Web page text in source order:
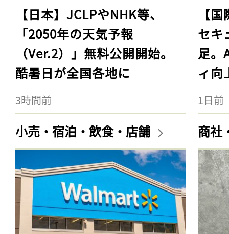
【日本】JCLPやNHK等、
「2050年の天気予報
（Ver.2）」無料公開開始。
酷暑日が全国各地に
3時間前
【
セキ
足。
ィ向
1日前
小売・宿泊・飲食・店舗 商社